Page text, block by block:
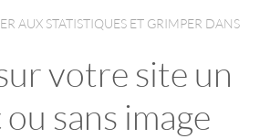
AUX STATISTIQUES ET GRIMPER DANS
votre site un
sans image